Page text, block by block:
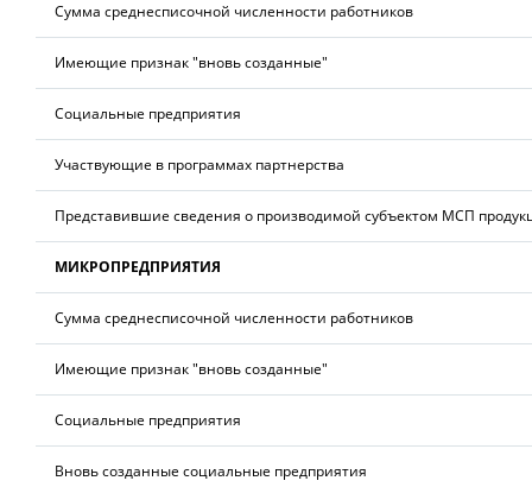
Сумма среднесписочной численности работников
Имеющие признак "вновь созданные"
Социальные предприятия
Участвующие в программах партнерства
Представившие сведения о производимой субъектом МСП
МИКРОПРЕДПРИЯТИЯ
Сумма среднесписочной численности работников
Имеющие признак "вновь созданные"
Социальные предприятия
Вновь созданные социальные предприятия